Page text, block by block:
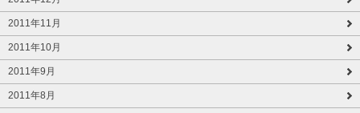
2011年11月
2011年10月
2011年9月
2011年8月